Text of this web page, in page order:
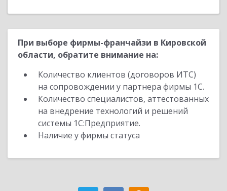
При выборе фирмы-франчайзи в Кировской
области, обратите внимание на:
Количество клиентов (договоров ИТС)
на сопровождении у партнера фирмы 1С.
Количество специалистов, аттестованных
на внедрение технологий и решений
системы 1С:Предприятие.
Наличие у фирмы статуса